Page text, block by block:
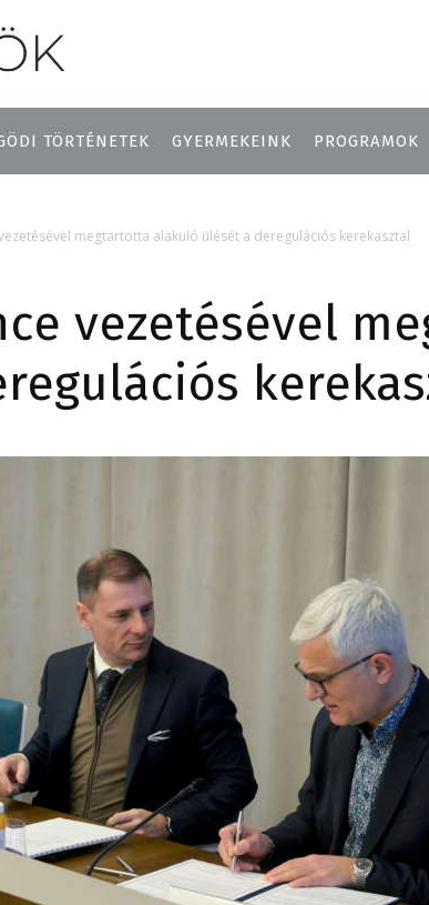
TÖRTÉNETEK GYERMEKEINK PROGRAMOK
megtartotta alakuló ülését a deregulációs kerekasztal
vezetésével